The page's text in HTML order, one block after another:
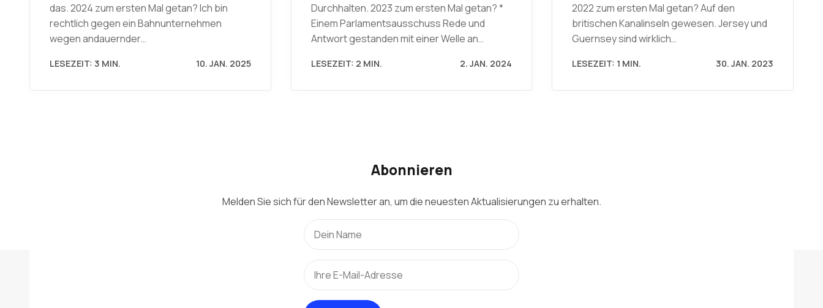
das. 2024 zum ersten Mal getan? Ich bin
rechtlich gegen ein Bahnunternehmen
wegen andauernder…
LESEZEIT: 3 MIN. 10. JAN. 2025
Durchhalten. 2023 zum ersten Mal getan? *
Einem Parlamentsausschuss Rede und
Antwort gestanden mit einer Welle an…
LESEZEIT: 2 MIN. 2. JAN. 2024
2022 zum ersten Mal getan? Auf den
britischen Kanalinseln gewesen. Jersey und
Guernsey sind wirklich…
LESEZEIT: 1 MIN. 30. JAN. 2023
Abonnieren
Melden Sie sich für den Newsletter an, um die neuesten Aktualisierungen zu erhalten.